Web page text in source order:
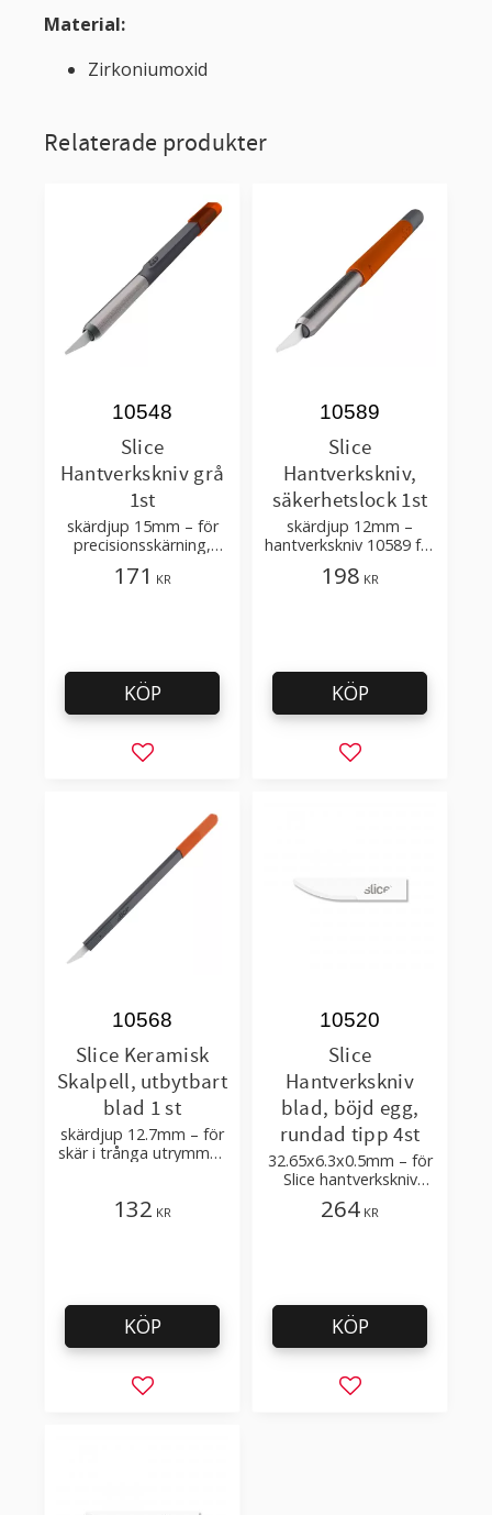
Material:
Zirkoniumoxid
Relaterade produkter
Slice
Hantverkskniv grå
1st
skärdjup 15mm – för
precisionsskärning,
skrapning
10548
171 KR
Lägg till i favoriter
KÖP
Slice
Hantverkskniv,
säkerhetslock 1st
skärdjup 12mm –
hantverkskniv 10589 för
maximal kontroll
10589
198 KR
Lägg till i
KÖP
Slice Keramisk
Skalpell, utbytbart
blad 1 st
skärdjup 12.7mm – för
skär i trånga utrymmen
10534, 10535, 10536,
10568
132 KR
Lägg till i favoriter
KÖP
Slice
Hantverkskniv
blad, böjd egg,
rundad tipp 4st
32.65x6.3x0.5mm – för
Slice hantverkskniv
10548, 10568, 10580,
10589
10520
264 KR
Lägg till i
KÖP